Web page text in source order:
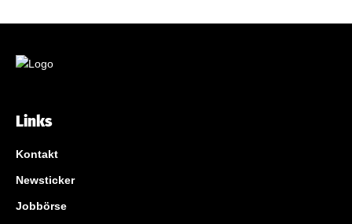
Links
Kontakt
Newsticker
Jobbörse